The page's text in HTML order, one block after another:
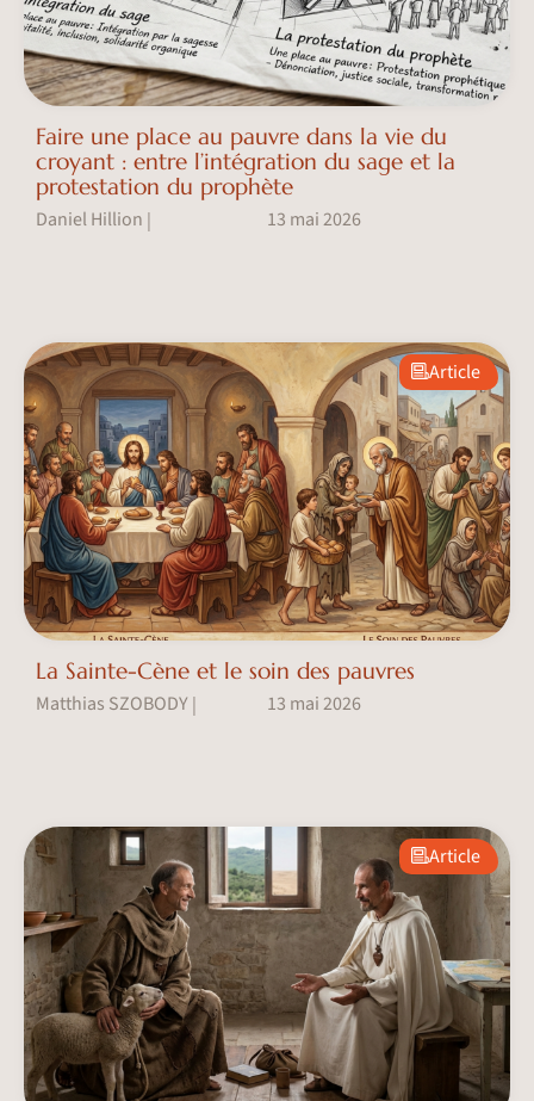
Faire une place au pauvre dans la vie du
croyant : entre l’intégration du sage et la
protestation du prophète
Daniel Hillion | 13 mai 2026
Article
La Sainte-Cène et le soin des pauvres
Matthias SZOBODY| 13 mai 2026
Article